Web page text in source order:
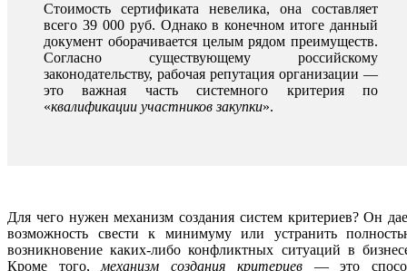
Стоимость сертификата невелика, она составляет
всего 39 000 руб. Однако в конечном итоге данный
документ оборачивается целым рядом преимуществ.
Согласно существующему российскому
законодательству, рабочая репутация организации —
это важная часть системного критерия по
«квалификации участников закупки».
Для чего нужен механизм создания систем критериев? Он
возможность свести к минимуму или устранить
возникновение каких-либо конфликтных ситуаций в
Кроме того,механизм создания критериев— это